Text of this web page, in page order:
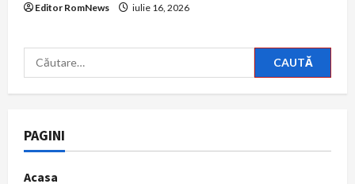
Editor RomNews iulie 16, 2026
Caută
după:
PAGINI
Acasa